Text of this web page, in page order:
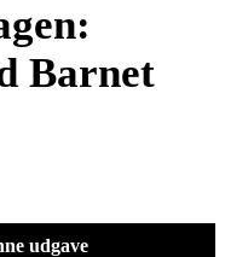
Barnet
udgave